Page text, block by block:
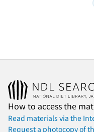
How to access the
Read materials via the
Request a photocopy of